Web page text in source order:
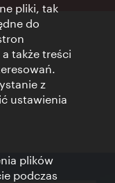
pliki, tak
do
także treści
z
ustawienia
plików
podczas